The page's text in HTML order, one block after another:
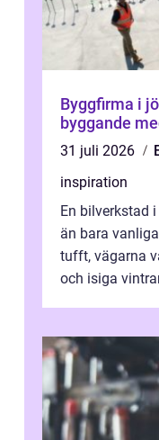
Byggfirma i
byggande
31 juli 2026
inspiration
En bilverkstad
än bara
tufft, vägarna
och isiga